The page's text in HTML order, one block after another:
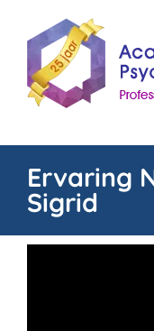
content
Ervaring
Sigrid